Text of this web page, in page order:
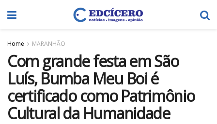
Home MARANHÃO
Com grande festa em São
Luís, Bumba Meu Boi é
certificado como Patrimônio
Cultural da Humanidade